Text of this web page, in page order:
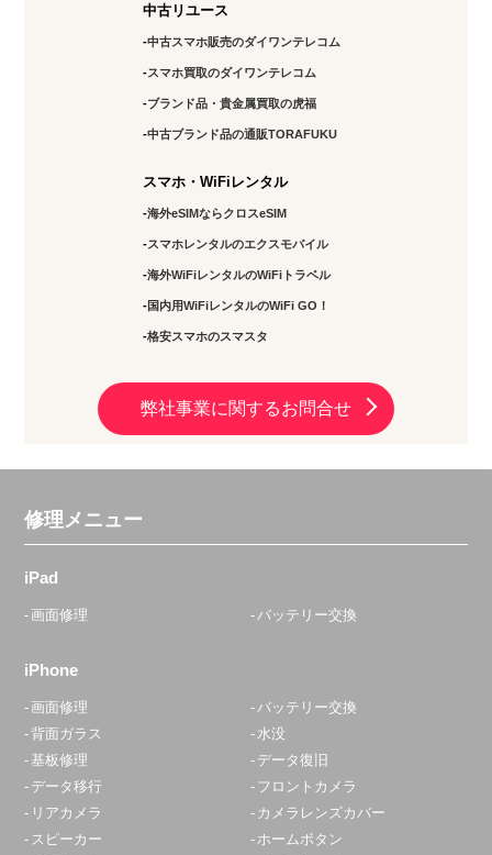
中古リユース
中古スマホ販売のダイワンテレコム
スマホ買取のダイワンテレコム
ブランド品・貴金属買取の虎福
中古ブランド品の通販TORAFUKU
スマホ・WiFiレンタル
海外eSIMならクロスeSIM
スマホレンタルのエクスモバイル
海外WiFiレンタルのWiFiトラベル
国内用WiFiレンタルのWiFi GO！
格安スマホのスマスタ
弊社事業に関するお問合せ
修理メニュー
iPad
画面修理 バッテリー交換
iPhone
画面修理
バッテリー交換
背面ガラス
水没
基板修理
データ復旧
データ移行
フロントカメラ
リアカメラ
カメラレンズカバー
スピーカー
ホームボタン